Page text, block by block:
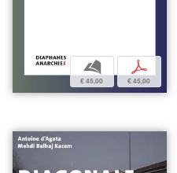
b
€ 45,00
p
€ 45,00